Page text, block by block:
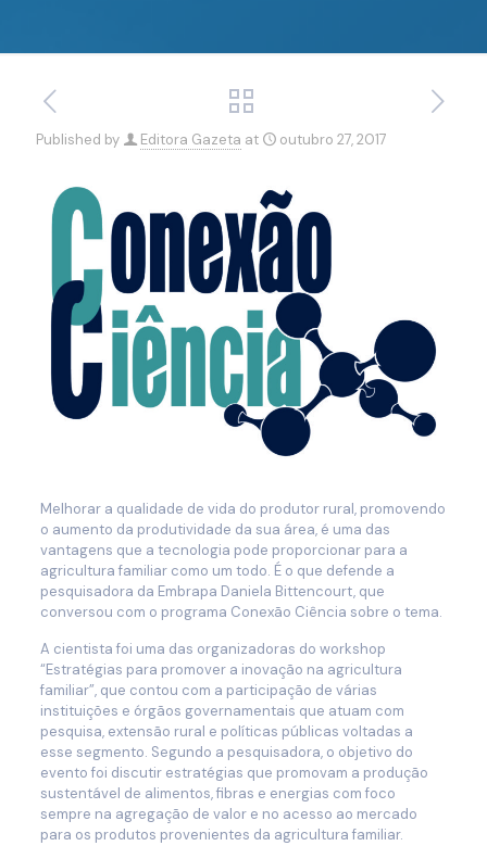
Published by Editora Gazeta at outubro 27, 2017
Melhorar a qualidade de vida do produtor rural, promovendo
o aumento da produtividade da sua área, é uma das
vantagens que a tecnologia pode proporcionar para a
agricultura familiar como um todo. É o que defende a
pesquisadora da Embrapa Daniela Bittencourt, que
conversou com o programa Conexão Ciência sobre o tema.
A cientista foi uma das organizadoras do workshop
“Estratégias para promover a inovação na agricultura
familiar”, que contou com a participação de várias
instituições e órgãos governamentais que atuam com
pesquisa, extensão rural e políticas públicas voltadas a
esse segmento. Segundo a pesquisadora, o objetivo do
evento foi discutir estratégias que promovam a produção
sustentável de alimentos, fibras e energias com foco
sempre na agregação de valor e no acesso ao mercado
para os produtos provenientes da agricultura familiar.